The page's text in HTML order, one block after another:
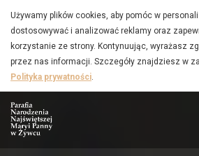
Ogłoszenia
Parafia
Narodzenia
Najświętszej
do
głównej
treści
Używamy plików cookies, aby pomóc w
dostosowywać i analizować reklamy oraz
korzystanie ze strony. Kontynuując, wyrażasz
przez nas informacji. Szczegóły znajdziesz w
Polityka prywatności.